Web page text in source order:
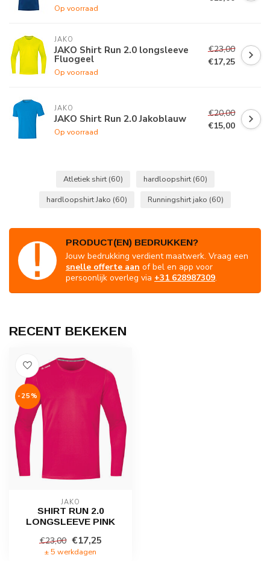
Op voorraad
JAKO
JAKO Shirt Run 2.0 longsleeve
Fluogeel
Op voorraad
€23,00
€17,25
JAKO
JAKO Shirt Run 2.0 Jakoblauw
Op voorraad
€20,00
€15,00
Atletiek shirt (60) hardloopshirt (60)
hardloopshirt Jako (60) Runningshirt jako (60)
PRODUCT(EN) BEDRUKKEN?
Jouw bedrukking verdient maatwerk. Vraag een
snelle offerte aan of bel en app voor
persoonlijk overleg via +31 628987309.
RECENT BEKEKEN
-25%
JAKO
SHIRT RUN 2.0
LONGSLEEVE PINK
€23,00 €17,25
± 5 werkdagen